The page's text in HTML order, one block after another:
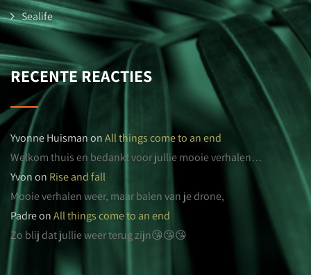
Sealife
RECENTE REACTIES
Yvonne HuismanonAll things come to an end
Welkom thuis en bedankt voor jullie mooie verhalen…
Yvonon Rise and fall
Mooie verhalen weer, maar balen van je drone,
PadreonAll things come to an end
Zo blij dat jullie weer terug zijn😘😘😘